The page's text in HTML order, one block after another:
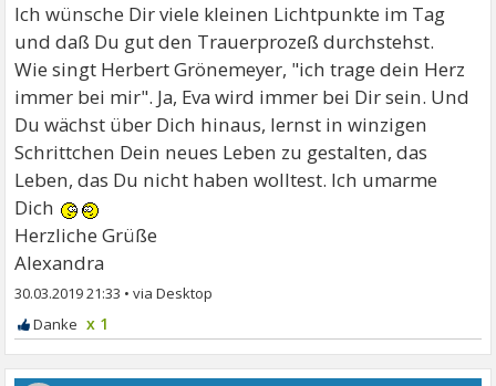
Ich wünsche Dir viele kleinen Lichtpunkte im Tag
und daß Du gut den Trauerprozeß durchstehst.
Wie singt Herbert Grönemeyer, "ich trage dein Herz
immer bei mir". Ja, Eva wird immer bei Dir sein. Und
Du wächst über Dich hinaus, lernst in winzigen
Schrittchen Dein neues Leben zu gestalten, das
Leben, das Du nicht haben wolltest. Ich umarme
Dich
Herzliche Grüße
Alexandra
30.03.2019 21:33 •
x 1